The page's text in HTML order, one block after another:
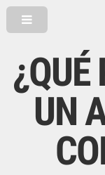
¿QUÉ
UN